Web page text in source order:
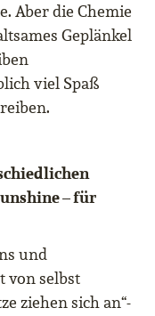
Aber die Chemie
Geplänkel
viel Spaß
– für
und
von selbst
ziehen sich an“-